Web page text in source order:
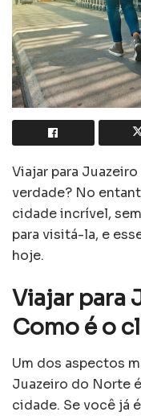
Viajar para
verdade? No
cidade incrível,
para visitá-la, e
hoje.
Viajar para
Como é o
Um dos aspectos
Juazeiro do Norte
cidade. Se você já